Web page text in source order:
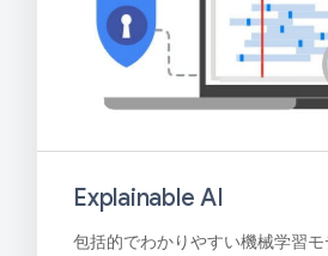
Explainable AI
包括的でわかりやすい機械学習モ